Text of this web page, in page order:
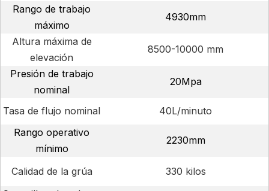
Rango de trabajo
máximo
4930mm
Altura máxima de
elevación
8500-10000 mm
Presión de trabajo
nominal
20Mpa
Tasa de flujo nominal
40L/minuto
Rango operativo
mínimo
2230mm
Calidad de la grúa
330 kilos